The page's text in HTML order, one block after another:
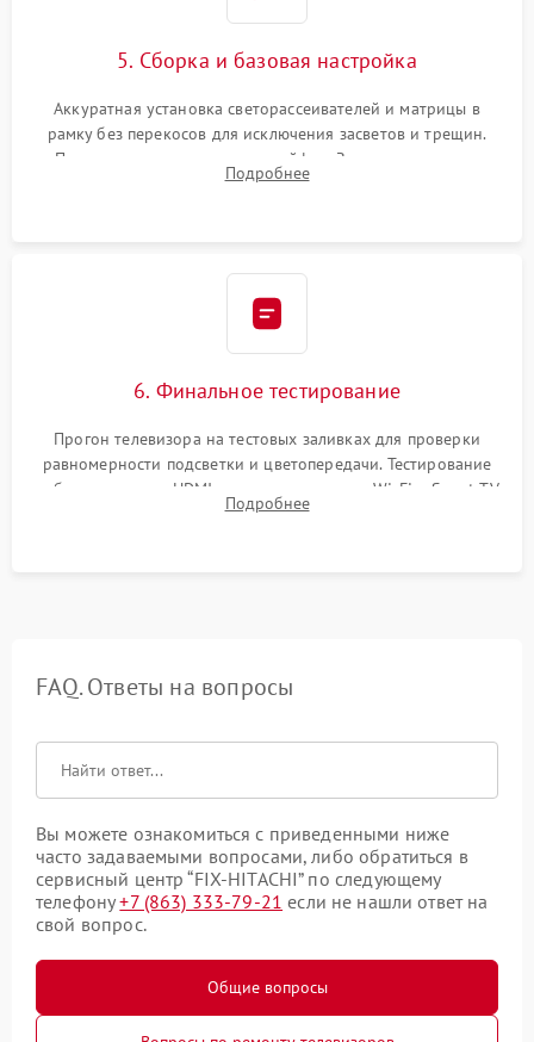
5. Сборка и базовая настройка
Аккуратная установка светорассеивателей и матрицы в
рамку без перекосов для исключения засветов и трещин.
Подключение внутренних шлейфов. Закрытие корпуса.
Сброс настроек и обновление программного обеспечения.
Подробнее
6. Финальное тестирование
Прогон телевизора на тестовых заливках для проверки
равномерности подсветки и цветопередачи. Тестирование
работы разъемов HDMI, динамиков, модуля Wi-Fi и Smart TV
в рабочем режиме в течение нескольких часов.
Подробнее
FAQ. Ответы на вопросы
Вы можете ознакомиться с приведенными ниже
часто задаваемыми вопросами, либо обратиться в
сервисный центр “FIX-HITACHI” по следующему
телефону+7 (863) 333-79-21 если не нашли ответ на
свой вопрос.
Общие вопросы